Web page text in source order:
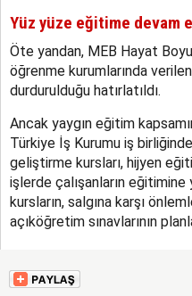
Yüz yüze eğitime devam
Öte yandan, MEB Hayat
öğrenme kurumlarında
durdurulduğu hatırlatıldı.
Ancak yaygın eğitim
Türkiye İş Kurumu iş
geliştirme kursları, hijyen
işlerde çalışanların
kursların, salgına karşı
açıköğretim sınavlarının